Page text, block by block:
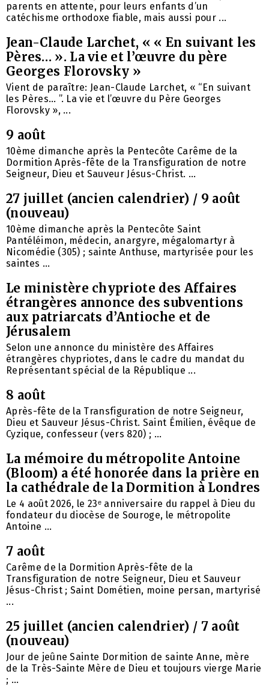
parents en attente, pour leurs enfants d’un
catéchisme orthodoxe fiable, mais aussi pour ...
Jean-Claude Larchet, « « En suivant les
Pères… ». La vie et l’œuvre du père
Georges Florovsky »
Vient de paraître: Jean-Claude Larchet, « “En suivant
les Pères… ”. La vie et l’œuvre du Père Georges
Florovsky », ...
9 août
10ème dimanche après la Pentecôte Carême de la
Dormition Après-fête de la Transfiguration de notre
Seigneur, Dieu et Sauveur Jésus-Christ. ...
27 juillet (ancien calendrier) / 9 août
(nouveau)
10ème dimanche après la Pentecôte Saint
Pantéléimon, médecin, anargyre, mégalomartyr à
Nicomédie (305) ; sainte Anthuse, martyrisée pour les
saintes ...
Le ministère chypriote des Affaires
étrangères annonce des subventions
aux patriarcats d’Antioche et de
Jérusalem
Selon une annonce du ministère des Affaires
étrangères chypriotes, dans le cadre du mandat du
Représentant spécial de la République ...
8 août
Après-fête de la Transfiguration de notre Seigneur,
Dieu et Sauveur Jésus-Christ. Saint Émilien, évêque de
Cyzique, confesseur (vers 820) ; ...
La mémoire du métropolite Antoine
(Bloom) a été honorée dans la prière en
la cathédrale de la Dormition à Londres
Le 4 août 2026, le 23ᵉ anniversaire du rappel à Dieu du
fondateur du diocèse de Souroge, le métropolite
Antoine ...
7 août
Carême de la Dormition Après-fête de la
Transfiguration de notre Seigneur, Dieu et Sauveur
Jésus-Christ ; Saint Dométien, moine persan, martyrisé
...
25 juillet (ancien calendrier) / 7 août
(nouveau)
Jour de jeûne Sainte Dormition de sainte Anne, mère
de la Très-Sainte Mère de Dieu et toujours vierge Marie
; ...